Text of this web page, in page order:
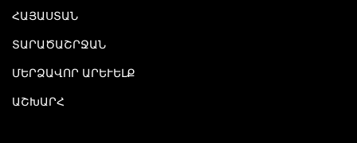
ՀԱՅԱՍՏԱՆ
ՏԱՐԱԾԱՇՐՋԱՆ
ՄԵՐՁԱՎՈՐ ԱՐԵՒԵԼՔ
ԱՇԽԱՐՀ